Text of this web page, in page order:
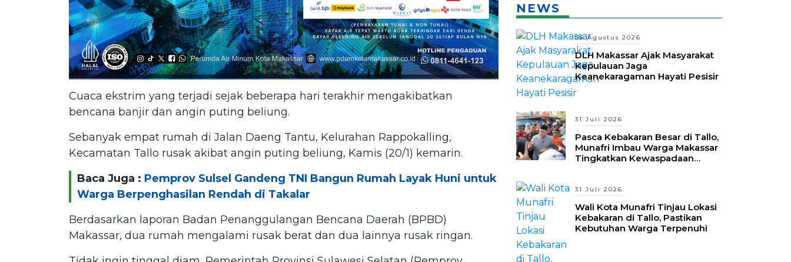
Cuaca ekstrim yang terjadi sejak beberapa hari terakhir mengakibatkan
bencana banjir dan angin puting beliung.
Sebanyak empat rumah di Jalan Daeng Tantu, Kelurahan Rappokalling,
Kecamatan Tallo rusak akibat angin puting beliung, Kamis (20/1) kemarin.
Baca Juga : Pemprov Sulsel Gandeng TNI Bangun Rumah Layak Huni untuk
Warga Berpenghasilan Rendah di Takalar
Berdasarkan laporan Badan Penanggulangan Bencana Daerah (BPBD)
Makassar, dua rumah mengalami rusak berat dan dua lainnya rusak ringan.
NEWS
06 Agustus 2026
DLH Makassar Ajak Masyarakat
Kepulauan Jaga
Keanekaragaman Hayati Pesisir
31 Juli 2026
Pasca Kebakaran Besar di Tallo,
Munafri Imbau Warga Makassar
Tingkatkan Kewaspadaan
31 Juli 2026
Wali Kota Munafri Tinjau Lokasi
Kebakaran di Tallo, Pastikan
Kebutuhan Warga Terpenuhi